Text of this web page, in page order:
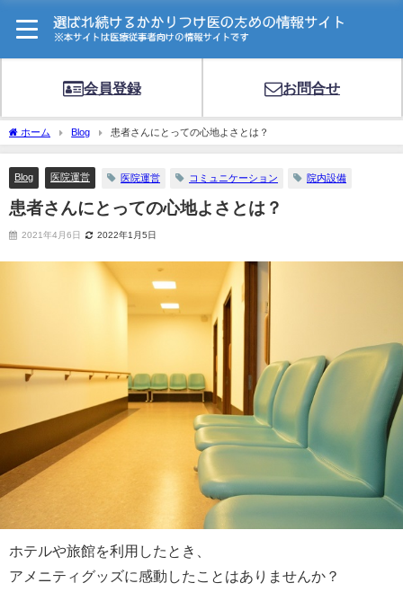
会員登録 お問合せ
ホーム Blog 患者さんにとっての心地よさとは？
Blog 医院運営 医院運営 コミュニケーション 院内設備
患者さんにとっての心地よさとは？
2021年4月6日 2022年1月5日
ホテルや旅館を利用したとき、
アメニティグッズに感動したことはありませんか？